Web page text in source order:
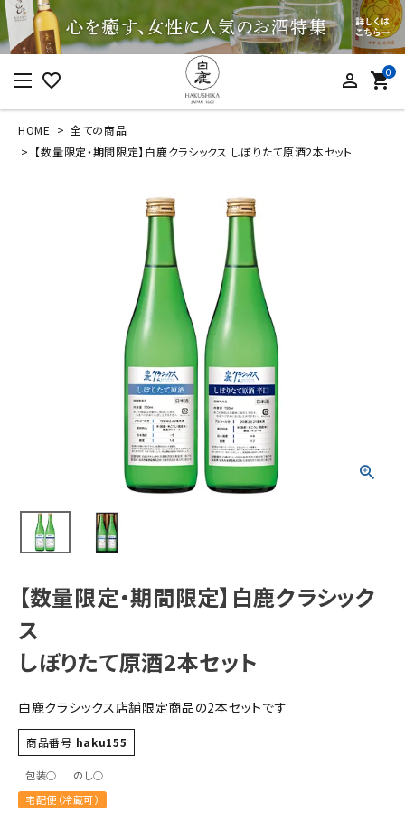
favorite_border person_outline 0
shopping_cart
ログイン
食品
酒器
キーワードから探す
ギフト
飲み比べ
セット
大容量
新商品
HOME
全ての商品
【数量限定・期間限定】白鹿クラシックス しぼりたて原酒2本セット
【数量限定・期間限定】白鹿クラシック
ス
しぼりたて原酒2本セット
白鹿クラシックス店舗限定商品の2本セットです
商品番号 haku155
包装○
のし○
宅配便（冷蔵可）